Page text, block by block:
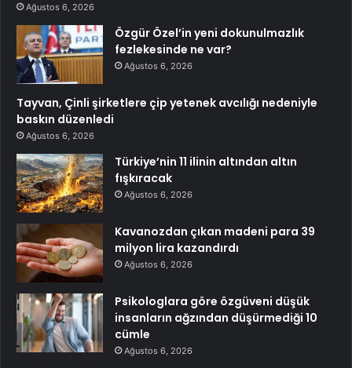
Ağustos 6, 2026
Özgür Özel’in yeni dokunulmazlık
fezlekesinde ne var?
Ağustos 6, 2026
Tayvan, Çinli şirketlere çip yetenek avcılığı nedeniyle
baskın düzenledi
Ağustos 6, 2026
Türkiye’nin 11 ilinin altından altın
fışkıracak
Ağustos 6, 2026
Kavanozdan çıkan madeni para 39
milyon lira kazandırdı
Ağustos 6, 2026
Psikologlara göre özgüveni düşük
insanların ağzından düşürmediği 10
cümle
Ağustos 6, 2026